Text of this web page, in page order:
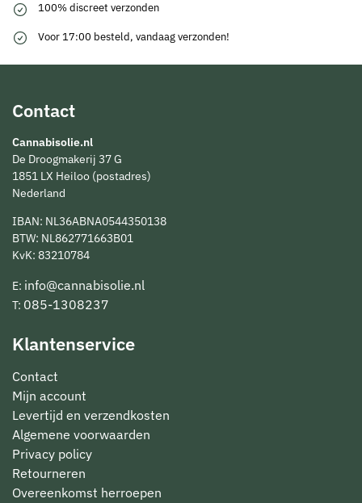
100% discreet verzonden
Voor 17:00 besteld, vandaag verzonden!
Contact
Cannabisolie.nl
De Droogmakerij 37 G
1851 LX Heiloo (postadres)
Nederland
IBAN: NL36ABNA0544350138
BTW: NL862771663B01
KvK: 83210784
E: info@cannabisolie.nl
T: 085-1308237
Klantenservice
Contact
Mijn account
Levertijd en verzendkosten
Algemene voorwaarden
Privacy policy
Retourneren
Overeenkomst herroepen